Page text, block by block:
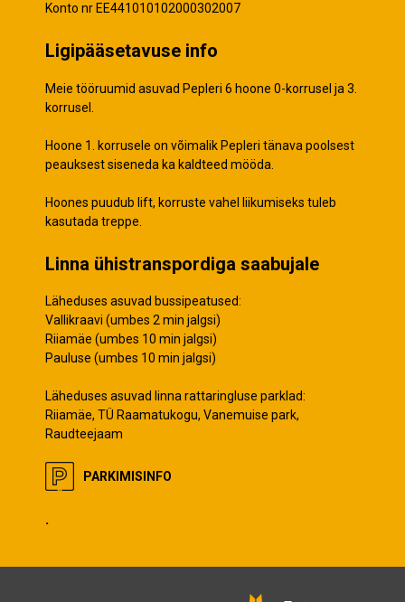
Konto nr EE441010102000302007
Ligipääsetavuse info
Meie tööruumid asuvad Pepleri 6 hoone 0-korrusel ja 3.
korrusel.
Hoone 1. korrusele on võimalik Pepleri tänava poolsest
peauksest siseneda ka kaldteed mööda.
Hoones puudub lift, korruste vahel liikumiseks tuleb
kasutada treppe.
Linna ühistranspordiga saabujale
Läheduses asuvad bussipeatused:
Vallikraavi (umbes 2 min jalgsi)
Riiamäe (umbes 10 min jalgsi)
Pauluse (umbes 10 min jalgsi)
Läheduses asuvad linna rattaringluse parklad:
Riiamäe, TÜ Raamatukogu, Vanemuise park,
Raudteejaam
PARKIMISINFO
.